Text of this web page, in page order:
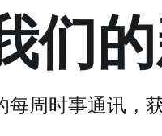
们
每周时事通讯，